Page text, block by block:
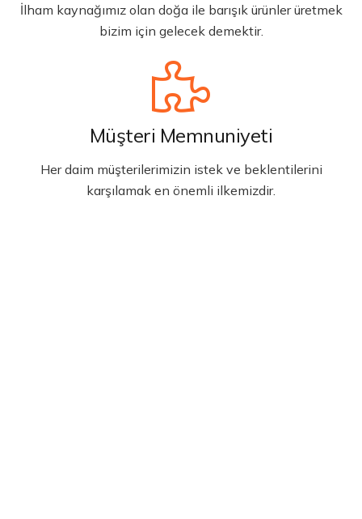
İlham kaynağımız olan doğa ile barışık ürünler üretmek
bizim için gelecek demektir.
Müşteri Memnuniyeti
Her daim müşterilerimizin istek ve beklentilerini
karşılamak en önemli ilkemizdir.